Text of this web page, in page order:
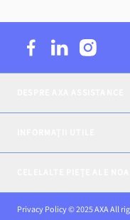
Privacy Policy © 2025 AXA All